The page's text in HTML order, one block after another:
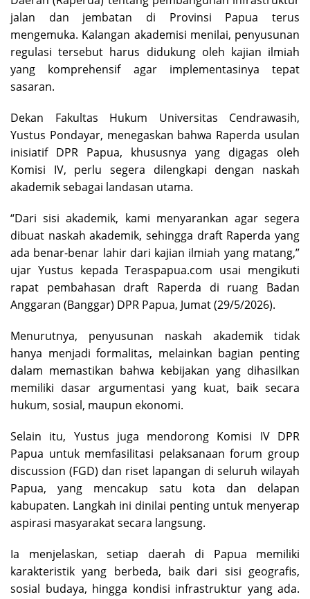
jalan dan jembatan di Provinsi Papua terus
mengemuka. Kalangan akademisi menilai, penyusunan
regulasi tersebut harus didukung oleh kajian ilmiah
yang komprehensif agar implementasinya tepat
sasaran.
Dekan Fakultas Hukum Universitas Cendrawasih,
Yustus Pondayar, menegaskan bahwa Raperda usulan
inisiatif DPR Papua, khususnya yang digagas oleh
Komisi IV, perlu segera dilengkapi dengan naskah
akademik sebagai landasan utama.
“Dari sisi akademik, kami menyarankan agar segera
dibuat naskah akademik, sehingga draft Raperda yang
ada benar-benar lahir dari kajian ilmiah yang matang,”
ujar Yustus kepada Teraspapua.com usai mengikuti
rapat pembahasan draft Raperda di ruang Badan
Anggaran (Banggar) DPR Papua, Jumat (29/5/2026).
Menurutnya, penyusunan naskah akademik tidak
hanya menjadi formalitas, melainkan bagian penting
dalam memastikan bahwa kebijakan yang dihasilkan
memiliki dasar argumentasi yang kuat, baik secara
hukum, sosial, maupun ekonomi.
Selain itu, Yustus juga mendorong Komisi IV DPR
Papua untuk memfasilitasi pelaksanaan forum group
discussion (FGD) dan riset lapangan di seluruh wilayah
Papua, yang mencakup satu kota dan delapan
kabupaten. Langkah ini dinilai penting untuk menyerap
aspirasi masyarakat secara langsung.
Ia menjelaskan, setiap daerah di Papua memiliki
karakteristik yang berbeda, baik dari sisi geografis,
sosial budaya, hingga kondisi infrastruktur yang ada.